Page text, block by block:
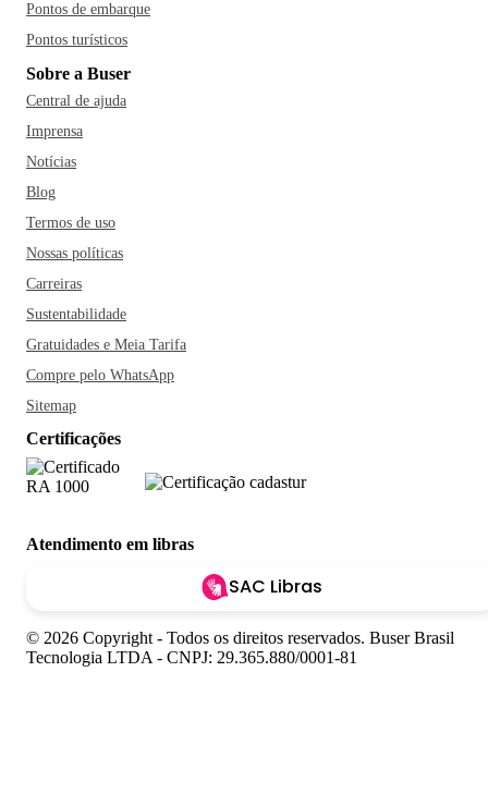
Pontos de embarque
Pontos turísticos
Sobre a Buser
Central de ajuda
Imprensa
Notícias
Blog
Termos de uso
Nossas políticas
Carreiras
Sustentabilidade
Gratuidades e Meia Tarifa
Compre pelo WhatsApp
Sitemap
Certificações
Atendimento em libras
SAC Libras
© 2026 Copyright - Todos os direitos reservados. Buser Brasil
Tecnologia LTDA - CNPJ: 29.365.880/0001-81